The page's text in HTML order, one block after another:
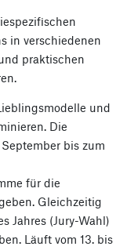
in verschiedenen
praktischen
und
Die
bis zum
für die
Gleichzeitig
Jahres (Jury-Wahl)
Läuft vom 13. bis